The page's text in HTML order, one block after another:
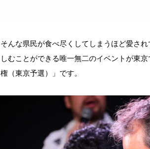
そんな県民が食べ尽くしてしまうほど愛さ
しむことができる唯一無二のイベントが東
権（東京予選）」です。